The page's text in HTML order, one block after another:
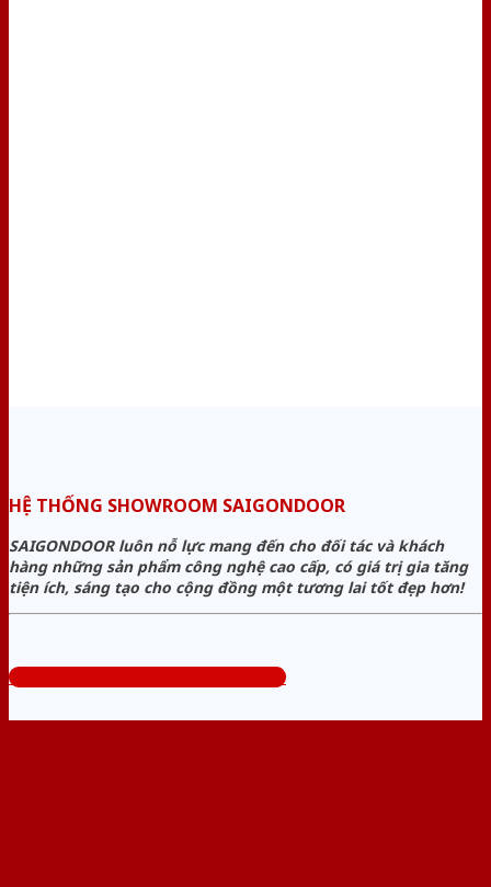
HỆ THỐNG SHOWROOM SAIGONDOOR
SAIGONDOOR luôn nỗ lực mang đến cho đối tác và khách
hàng những sản phẩm công nghệ cao cấp, có giá trị gia tăng
tiện ích, sáng tạo cho cộng đồng một tương lai tốt đẹp hơn!
Tổng đài tư vấn miễn phí: 0824.400.400